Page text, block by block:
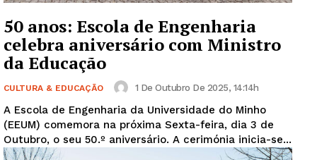
50 anos: Escola de Engenharia
celebra aniversário com Ministro
da Educação
CULTURA & EDUCAÇÃO 1 De Outubro De 2025, 14:14h
A Escola de Engenharia da Universidade do Minho
(EEUM) comemora na próxima Sexta-feira, dia 3 de
Outubro, o seu 50.º aniversário. A cerimónia inicia-se...